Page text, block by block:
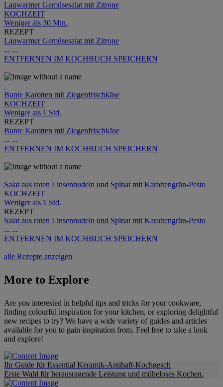
Lauwarmer Gemüsesalat mit Zitrone
KOCHZEIT
Weniger als 30 Min.
REZEPT
Lauwarmer Gemüsesalat mit Zitrone
... ...
ENTFERNEN IM KOCHBUCH SPEICHERN
Bunte Karotten mit Ziegenfrischkäse
KOCHZEIT
Weniger als 1 Std.
REZEPT
Bunte Karotten mit Ziegenfrischkäse
... ...
ENTFERNEN IM KOCHBUCH SPEICHERN
Salat aus roten Linsennudeln und Spinat mit Karottengrün-Pesto
KOCHZEIT
Weniger als 1 Std.
REZEPT
Salat aus roten Linsennudeln und Spinat mit Karottengrün-Pesto
... ...
ENTFERNEN IM KOCHBUCH SPEICHERN
alle Rezepte anzeigen
More to Explore
Are you interested in helpful tips and tricks for your cookware,
finding colourful inspiration for your kitchen, or exploring delightful
new recipes to try? We have a wide variety of guides and articles
available for you to gain inspiration from. Feel free to take a look
and explore!
Ihr Guide für Essential Keramik-Antihaft-Kochgesch
Erste Wahl für herausragende Leistung und müheloses Kochen.